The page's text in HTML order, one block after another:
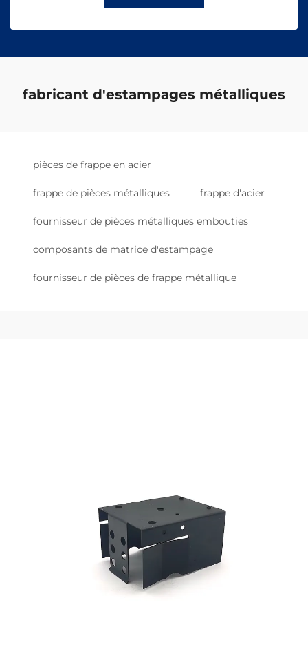
fabricant d'estampages métalliques
pièces de frappe en acier
frappe de pièces métalliques frappe d'acier
fournisseur de pièces métalliques embouties
composants de matrice d'estampage
fournisseur de pièces de frappe métallique